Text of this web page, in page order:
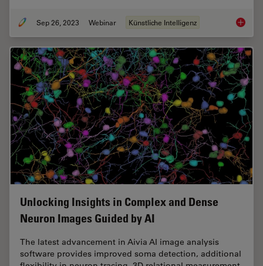
Sep 26, 2023 Webinar Künstliche Intelligenz
Unlocking Insights in Complex and Dense
Neuron Images Guided by AI
The latest advancement in Aivia AI image analysis
software provides improved soma detection, additional